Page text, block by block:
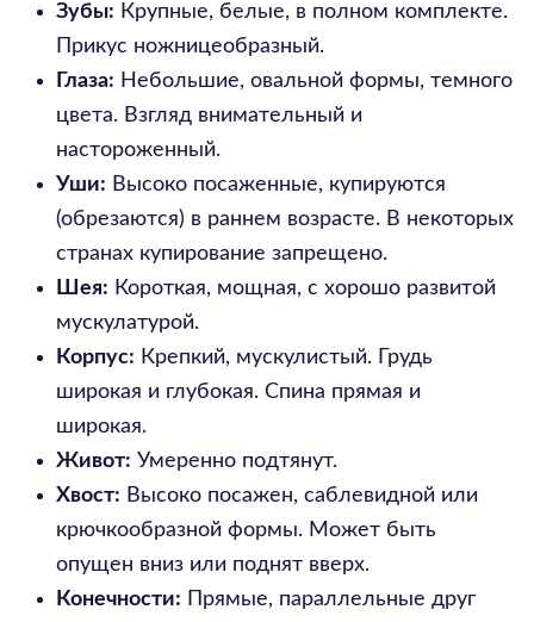
Зубы: Крупные, белые, в полном комплекте.
Прикус ножницеобразный.
Глаза: Небольшие, овальной формы, темного
цвета. Взгляд внимательный и
настороженный.
Уши: Высоко посаженные, купируются
(обрезаются) в раннем возрасте. В некоторых
странах купирование запрещено.
Шея: Короткая, мощная, с хорошо развитой
мускулатурой.
Корпус: Крепкий, мускулистый. Грудь
широкая и глубокая. Спина прямая и
широкая.
Живот: Умеренно подтянут.
Хвост: Высоко посажен, саблевидной или
крючкообразной формы. Может быть
опущен вниз или поднят вверх.
Конечности: Прямые, параллельные друг